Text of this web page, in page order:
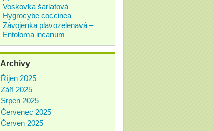
Voskovka šarlatová –
Hygrocybe coccinea
Závojenka plavozelenavá –
Entoloma incanum
Archivy
Říjen 2025
Září 2025
Srpen 2025
Červenec 2025
Červen 2025